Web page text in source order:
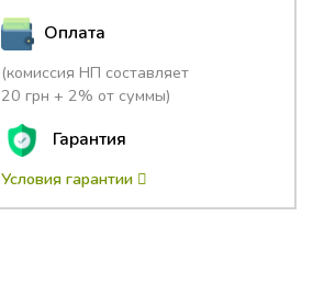
Оплата
(комиссия НП составляет
20 грн + 2% от суммы)
Гарантия
Условия гарантии